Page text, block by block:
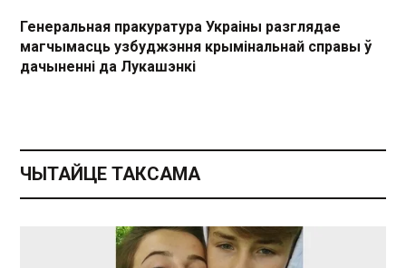
Генеральная пракуратура Украіны разглядае
магчымасць узбуджэння крымінальнай справы ў
дачыненні да Лукашэнкі
ЧЫТАЙЦЕ ТАКСАМА